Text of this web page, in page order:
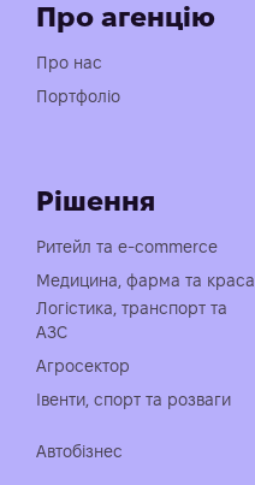
Про агенцію
Про нас
Портфоліо
Рішення
Ритейл та e-commerce
Медицина, фарма та краса
Логістика, транспорт та
АЗС
Агросектор
Івенти, спорт та розваги
Автобізнес